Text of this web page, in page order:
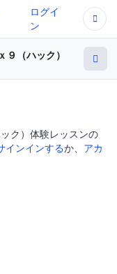
ログイ
ン
９（ハック）
ク）体験レッスンの
インインするか、 アカ